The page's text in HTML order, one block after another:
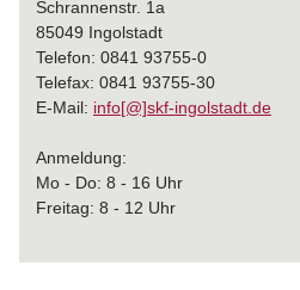
Schrannenstr. 1a
85049 Ingolstadt
Telefon: 0841 93755-0
Telefax: 0841 93755-30
E-Mail: info[@]skf-ingolstadt.de
Anmeldung:
Mo - Do: 8 - 16 Uhr
Freitag: 8 - 12 Uhr